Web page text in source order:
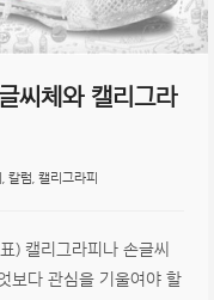
씨체와 캘리그라
칼럼 캘리그라피
) 캘리그라피나 손글씨
보다 관심을 기울여야 할